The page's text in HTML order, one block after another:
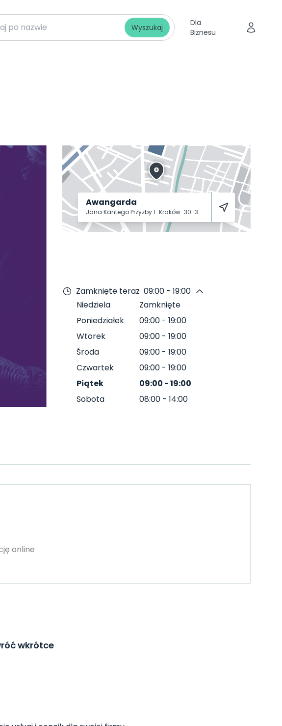
Wyszukaj
Dla
Biznesu
Awangarda
Jana Kantego Przyzby 1 Kraków 30-385
Zamknięte teraz 09:00 - 19:00
Niedziela
Zamknięte
Poniedziałek
09:00 - 19:00
Wtorek
09:00 - 19:00
Środa
09:00 - 19:00
Czwartek
09:00 - 19:00
Piątek
09:00 -19:00
Sobota
08:00 - 14:00
online
wkrótce